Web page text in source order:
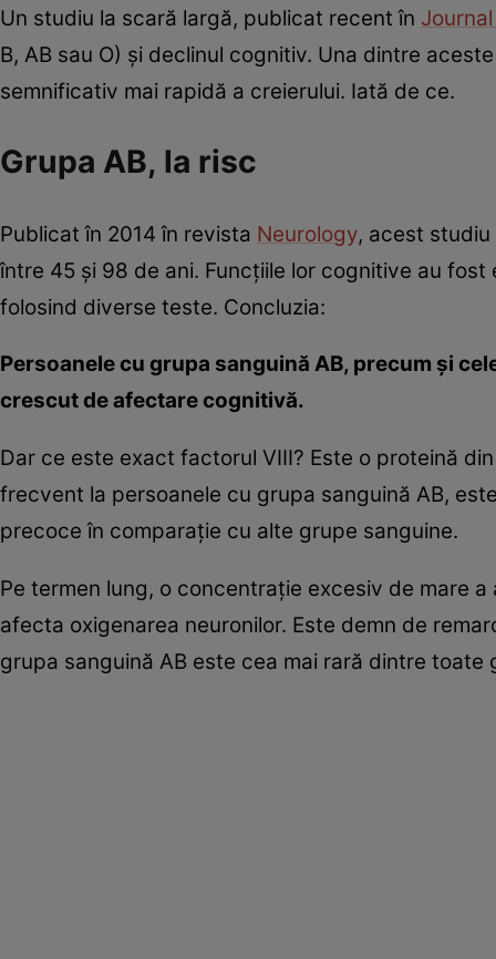
Un studiu la scară largă, publicat recent în
B, AB sau O) și declinul cognitiv. Una dintre
semnificativ mai rapidă a creierului. Iată de ce.
Grupa AB, la risc
Publicat în 2014 în revista Neurology, acest
între 45 și 98 de ani. Funcțiile lor cognitive au
folosind diverse teste. Concluzia:
Persoanele cu grupa sanguină AB, precum și
crescut de afectare cognitivă.
Dar ce este exact factorul VIII? Este o proteină
frecvent la persoanele cu grupa sanguină AB,
precoce în comparație cu alte grupe sanguine.
Pe termen lung, o concentrație excesiv de mare
afecta oxigenarea neuronilor. Este demn de
grupa sanguină AB este cea mai rară dintre toate